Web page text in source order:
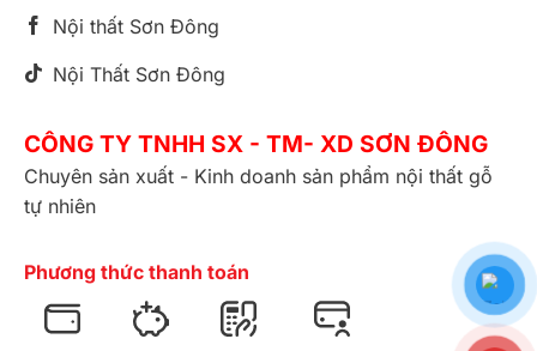
Nội thất Sơn Đông
Nội Thất Sơn Đông
CÔNG TY TNHH SX - TM- XD SƠN ĐÔNG
Chuyên sản xuất - Kinh doanh sản phẩm nội thất gỗ
tự nhiên
Phương thức thanh toán